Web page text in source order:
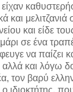
είχαν
μελιτζανιά
και είδε
σε ένα
να παίζει
αλλά και λόγω
τον βαρύ
ιδιοκτήτης,